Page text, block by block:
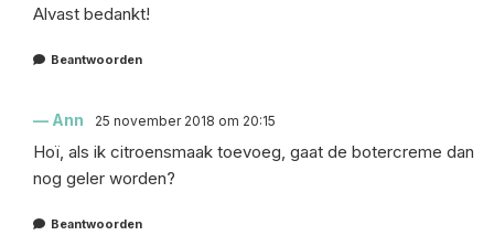
Alvast bedankt!
Beantwoorden
Ann 25 november 2018 om 20:15
Hoï, als ik citroensmaak toevoeg, gaat de botercreme dan
nog geler worden?
Beantwoorden